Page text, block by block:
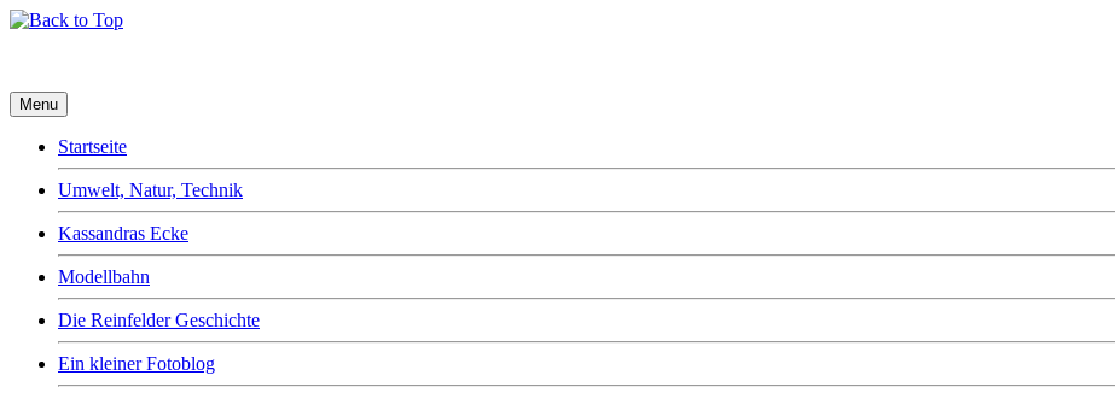
Menu
Startseite
Umwelt, Natur, Technik
Kassandras Ecke
Modellbahn
Die Reinfelder Geschichte
Ein kleiner Fotoblog